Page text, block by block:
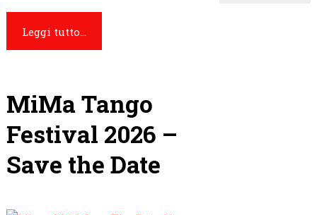
Leggi tutto...
MiMa Tango
Festival 2026 –
Save the Date